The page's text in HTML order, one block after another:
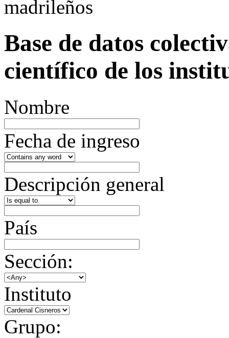
madrileños
Base de datos
científico de los
Nombre
Fecha de ingreso
Descripción general
País
Sección:
Instituto
Grupo: